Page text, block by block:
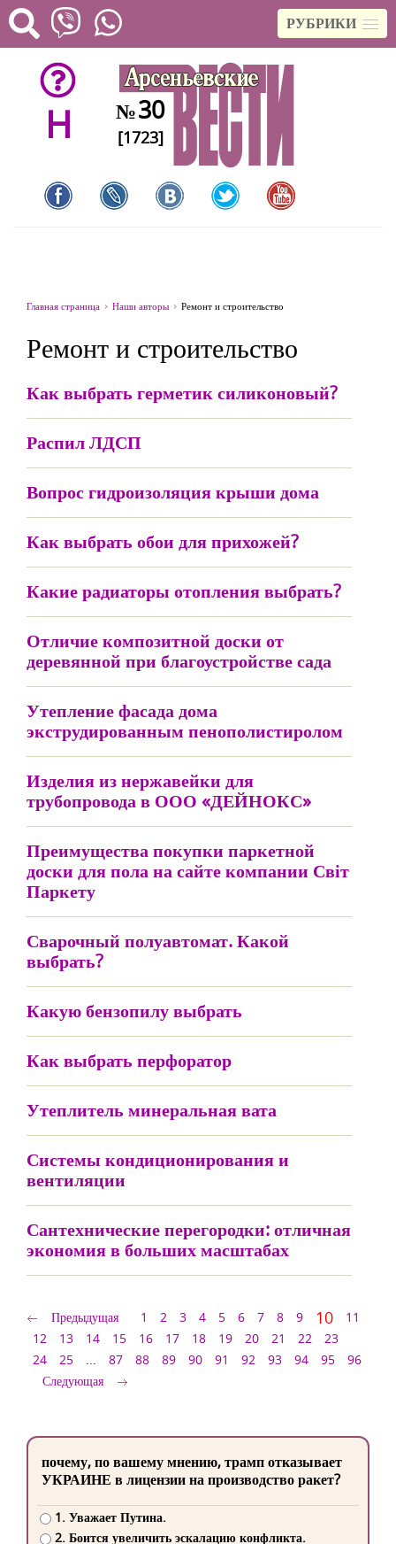
РУБРИКИ
H №30
[1723]
Главная страница Наши авторы Ремонт и строительство
Ремонт и строительство
Как выбрать герметик силиконовый?
Распил ЛДСП
Вопрос гидроизоляция крыши дома
Как выбрать обои для прихожей?
Какие радиаторы отопления выбрать?
Отличие композитной доски от
деревянной при благоустройстве сада
Утепление фасада дома
экструдированным пенополистиролом
Изделия из нержавейки для
трубопровода в ООО «ДЕЙНОКС»
Преимущества покупки паркетной
доски для пола на сайте компании Світ
Паркету
Сварочный полуавтомат. Какой
выбрать?
Какую бензопилу выбрать
Как выбрать перфоратор
Утеплитель минеральная вата
Системы кондиционирования и
вентиляции
Сантехнические перегородки: отличная
экономия в больших масштабах
Предыдущая 1 2 3 4 5 6 7 8 9 10
11
12
13 14 15 16 17 18 19 20 21 22
23
24
25 ... 87 88 89 90 91 92 93 94 95
96
Следующая
почему, по вашему мнению, трамп отказывает
УКРАИНЕ в лицензии на производство ракет?
1. Уважает Путина.
2. Боится увеличить эскалацию конфликта.